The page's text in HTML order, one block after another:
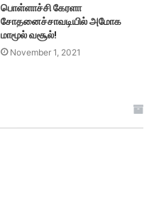
பொள்ளாச்சி கேரளா
சோதனைச்சாவடியில் அமோக
மாமூல் வசூல்!
November 1, 2021